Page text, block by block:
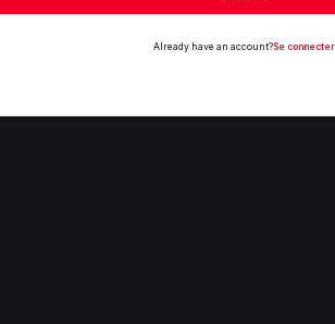
Already have an account?Se connecter